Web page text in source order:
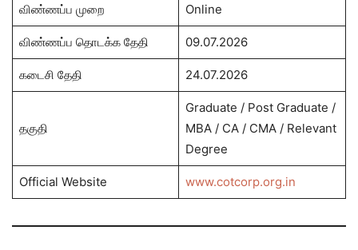
விண்ணப்ப முறை Online
விண்ணப்ப தொடக்க தேதி 09.07.2026
கடைசி தேதி 24.07.2026
தகுதி
Graduate / Post Graduate /
MBA / CA / CMA / Relevant
Degree
Official Website www.cotcorp.org.in